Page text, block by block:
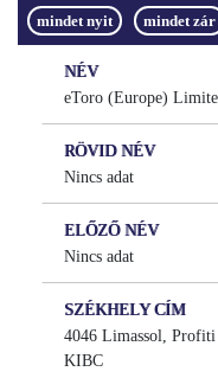
NÉV
eToro (Europe)
RÖVID NÉV
Nincs adat
ELŐZŐ NÉV
Nincs adat
SZÉKHELY CÍM
4046 Limassol, Profiti
KIBC